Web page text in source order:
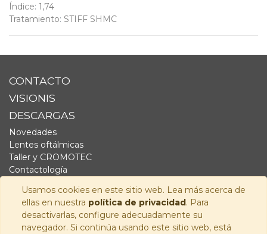
Usamos cookies en este sitio web. Lea más acerca de
ellas en nuestra política de privacidad. Para
desactivarlas, configure adecuadamente su
navegador. Si continúa usando este sitio web, está
Índice: 1,74
Tratamiento: STIFF SHMC
CONTACTO
VISIONIS
DESCARGAS
Novedades
Lentes oftálmicas
Taller y CROMOTEC
Contactología
Fornitura
Audiología
SÍGUENOS